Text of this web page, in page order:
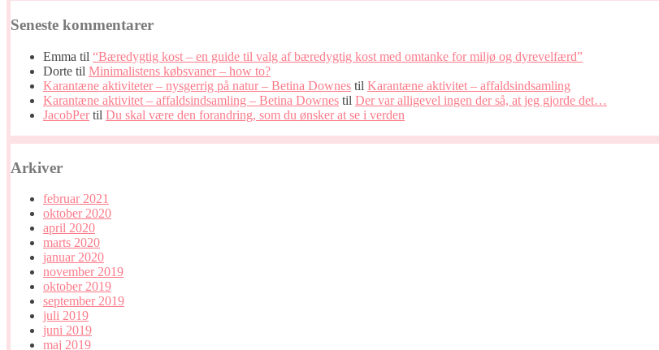
Seneste kommentarer
Emma til “Bæredygtig kost – en guide til valg af bæredygtig kost med omtanke for miljø og dyrevelfærd”
Dorte til Minimalistens købsvaner – how to?
Karantæne aktiviteter – nysgerrig på natur – Betina Downes til Karantæne aktivitet – affaldsindsamling
Karantæne aktivitet – affaldsindsamling – Betina Downes til Der var alligevel ingen der så, at jeg gjorde det…
JacobPertil Du skal være den forandring, som du ønsker at se i verden
Arkiver
februar 2021
oktober 2020
april 2020
marts 2020
januar 2020
november 2019
oktober 2019
september 2019
juli 2019
juni 2019
maj 2019